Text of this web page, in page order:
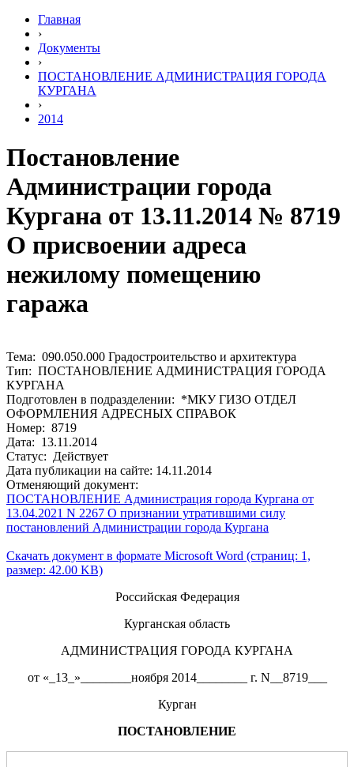
Главная
›
Документы
›
ПОСТАНОВЛЕНИЕ АДМИНИСТРАЦИЯ ГОРОДА
КУРГАНА
›
2014
Постановление
Администрации города
Кургана от 13.11.2014 № 8719
О присвоении адреса
нежилому помещению
гаража
Тема: 090.050.000 Градостроительство и архитектура
Тип: ПОСТАНОВЛЕНИЕ АДМИНИСТРАЦИЯ ГОРОДА
КУРГАНА
Подготовлен в подразделении: *МКУ ГИЗО ОТДЕЛ
ОФОРМЛЕНИЯ АДРЕСНЫХ СПРАВОК
Номер: 8719
Дата: 13.11.2014
Статус: Действует
Дата публикации на сайте: 14.11.2014
Отменяющий документ:
ПОСТАНОВЛЕНИЕ Администрация города Кургана от
13.04.2021 N 2267 О признании утратившими силу
постановлений Администрации города Кургана
Скачать документ в формате Microsoft Word (страниц: 1,
размер: 42.00 KB)
Российская Федерация
Курганская область
АДМИНИСТРАЦИЯ ГОРОДА КУРГАНА
от «_13_»________ноября 2014________ г. N__8719___
Курган
ПОСТАНОВЛЕНИЕ